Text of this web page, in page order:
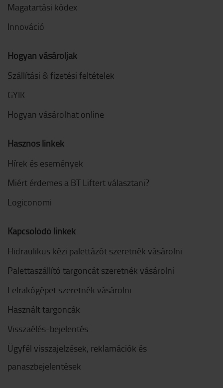
Magatartási kódex
Innováció
Hogyan vásároljak
Szállítási & fizetési feltételek
GYIK
Hogyan vásárolhat online
Hasznos linkek
Hírek és események
Miért érdemes a BT Liftert választani?
Logiconomi
Kapcsolódó linkek
Hidraulikus kézi palettázót szeretnék vásárolni
Palettaszállító targoncát szeretnék vásárolni
Felrakógépet szeretnék vásárolni
Használt targoncák
Visszaélés-bejelentés
Ügyfél visszajelzések, reklamációk és
panaszbejelentések